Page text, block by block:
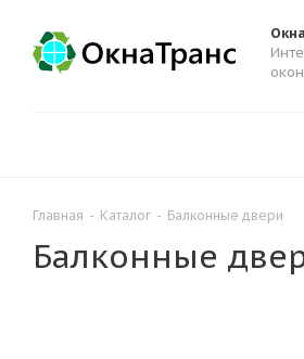
Главная - Каталог - Балконные двери
Балконные